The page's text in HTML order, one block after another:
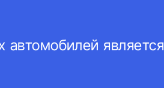
является